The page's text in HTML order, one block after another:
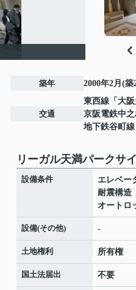
築年 2000年2月(築
交通
東西線 「 大
京阪電鉄中
地下鉄谷町線
リーガル天満パークサ
設備条件
エレベー
耐震構造
オートロ
設備(その他) -
土地権利 所有権
国土法届出 不要